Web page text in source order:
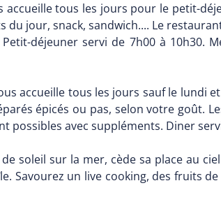
tous les jours pour le petit-
du jour, snack, sandwich.... Le
déjeuner servi de 7h00 à 10h30.
accueille tous les jours sauf le lundi
épicés ou pas, selon votre goût.
possibles avec suppléments. Diner
soleil sur la mer, cède sa place au
Savourez un live cooking, des fruits